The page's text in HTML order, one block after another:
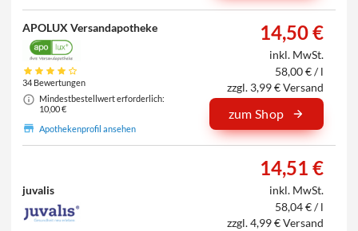
APOLUX Versandapotheke
34 Bewertungen
Mindestbestellwert erforderlich:
10,00 €
Apothekenprofil ansehen
14,50 €
inkl. MwSt.
58,00 € / l
zzgl. 3,99 € Versand
zum Shop
juvalis
14,51 €
inkl. MwSt.
58,04 € / l
zzgl. 4,99 € Versand